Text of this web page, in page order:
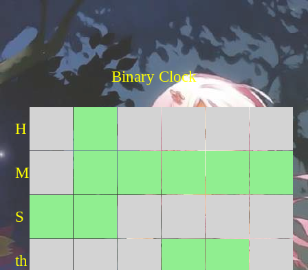
Binary Clock
H
M
S
th